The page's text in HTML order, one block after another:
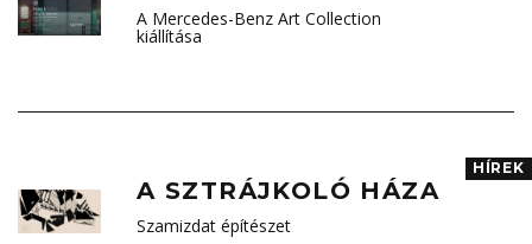
A Mercedes-Benz Art Collection
kiállítása
A SZTRÁJKOLÓ HÁZA
Szamizdat építészet
HÍREK